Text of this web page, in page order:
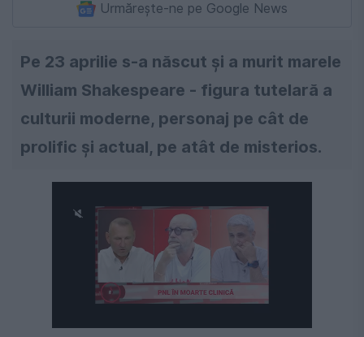
Urmărește-ne pe Google News
Pe 23 aprilie s-a născut și a murit marele
William Shakespeare - figura tutelară a
culturii moderne, personaj pe cât de
prolific și actual, pe atât de misterios.